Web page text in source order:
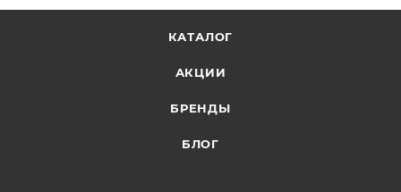
КАТАЛОГ
АКЦИИ
БРЕНДЫ
БЛОГ